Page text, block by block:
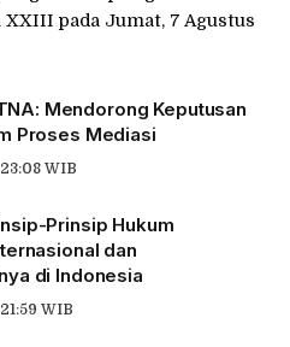
pada Jumat, 7 Agustus
Mendorong Keputusan
Proses Mediasi
WIB
Prinsip Hukum
dan
di Indonesia
WIB